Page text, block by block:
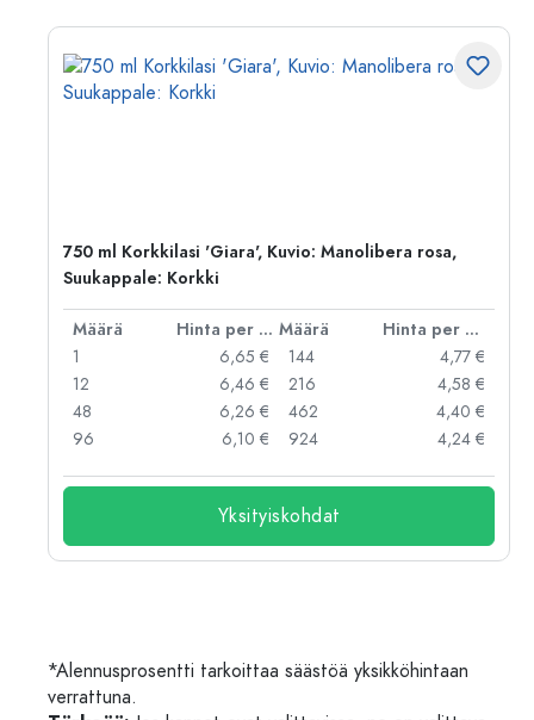
750 ml Korkkilasi 'Giara', Kuvio: Manolibera rosa,
Suukappale: Korkki
Määrä Hinta per kpl Määrä
Hinta per kpl
1
6,65 €
12
6,46 €
48
6,26 €
96
6,10 €
144
4,77 €
216
4,58 €
462
4,40 €
924
4,24 €
Yksityiskohdat
*Alennusprosentti tarkoittaa säästöä yksikköhintaan
verrattuna.